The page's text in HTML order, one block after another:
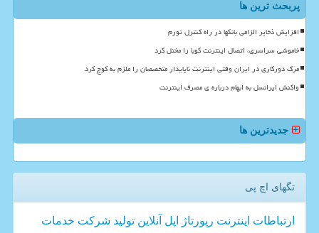
پربحث ترین ها
افزایش ذخایر الزامی بانکها در راه کنترل تورم
خاموشی سراسری، اتصال اینترنت کوبا را مختل کرد
مرگ دورکاری در ایران وقتی اینترنت ناپایدار متخصصان را ملزم به کوچ کرد
واکنش ایرانسل به ابهام درباره ی مصرف اینترنت
جدیدترین ها
تگهای اچ پی
ارتباطات اینترنت رپورتاژ اپل آنلاین تولید شركت خدمات